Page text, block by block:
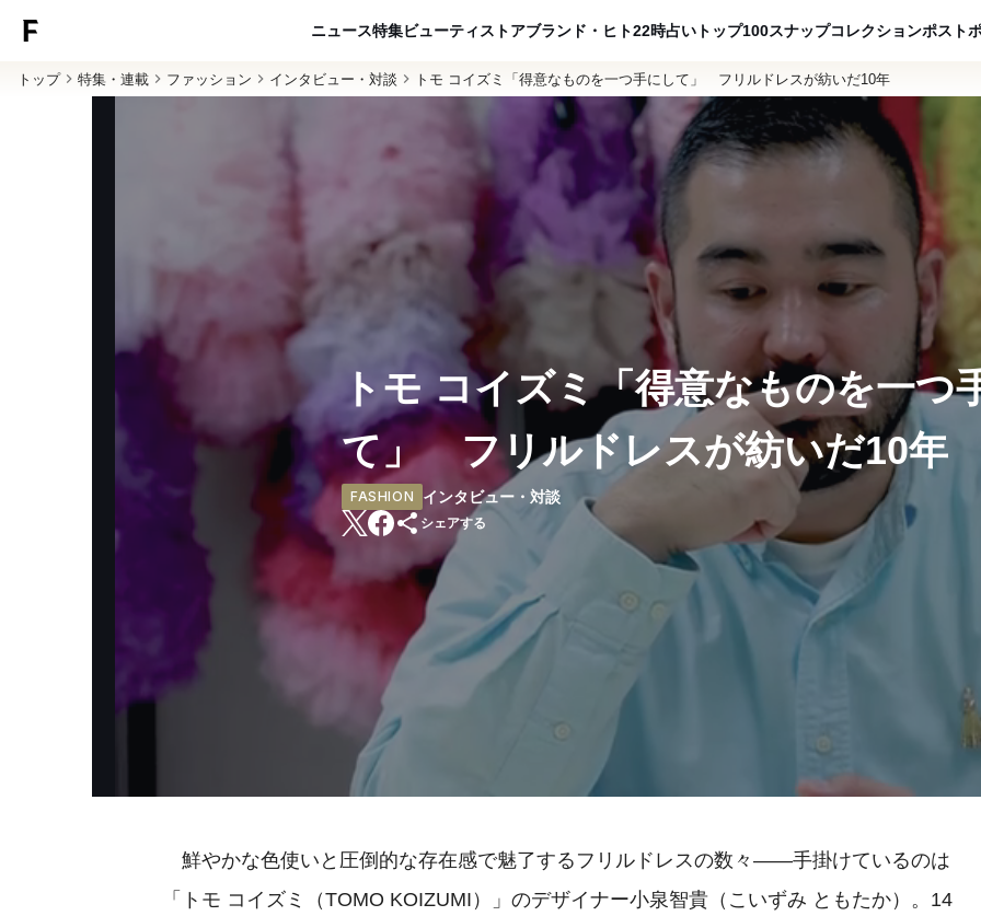
ニュース特集ビューティ ストアブランド・ヒト22時占い トップ100スナップコレクションポスト
トップ 特集・連載 ファッション インタビュー・対談 トモ コイズミ「得意なものを一つ手にして」 フリルドレスが紡いだ10年
トモ コイズミ「得意なものを一つ
て」 フリルドレスが紡いだ10年
FASHION インタビュー・対談
シェアする
鮮やかな色使いと圧倒的な存在感で魅了するフリルドレスの数々——手掛けているのは
「トモ コイズミ（TOMO KOIZUMI）」のデザイナー小泉智貴（こいずみ ともたか）。14